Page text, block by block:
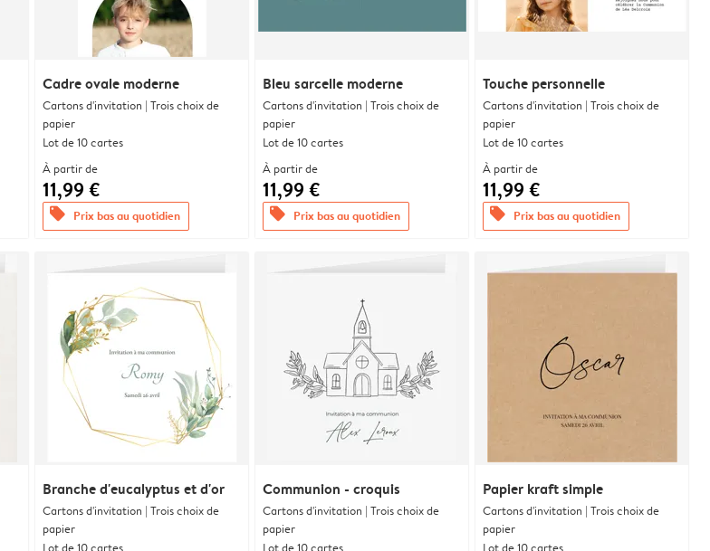
Cadre ovale moderne
Cartons d'invitation | Trois choix de
papier
Lot de 10 cartes
À partir de
11,99 €
offers Prix bas au quotidien
Bleu sarcelle moderne
Cartons d'invitation | Trois choix de
papier
Lot de 10 cartes
À partir de
11,99 €
offers Prix bas au quotidien
Touche personnelle
Cartons d'invitation | Trois choix de
papier
Lot de 10 cartes
À partir de
11,99 €
offers Prix bas au quotidien
Branche d'eucalyptus et d'or
Cartons d'invitation | Trois choix de
papier
Lot de 10 cartes
Communion - croquis
Cartons d'invitation | Trois choix de
papier
Lot de 10 cartes
Papier kraft simple
Cartons d'invitation | Trois choix de
papier
Lot de 10 cartes